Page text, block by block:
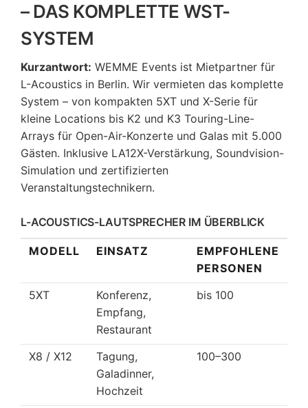
– DAS KOMPLETTE WST-
SYSTEM
Kurzantwort: WEMME Events ist Mietpartner für
L-Acoustics in Berlin. Wir vermieten das komplette
System – von kompakten 5XT und X-Serie für
kleine Locations bis K2 und K3 Touring-Line-
Arrays für Open-Air-Konzerte und Galas mit 5.000
Gästen. Inklusive LA12X-Verstärkung, Soundvision-
Simulation und zertifizierten
Veranstaltungstechnikern.
L-ACOUSTICS-LAUTSPRECHER IM ÜBERBLICK
MODELL EINSATZ
EMPFOHLENE
PERSONEN
5XT
Konferenz,
Empfang,
Restaurant
bis 100
X8 / X12
Tagung,
Galadinner,
Hochzeit
100–300